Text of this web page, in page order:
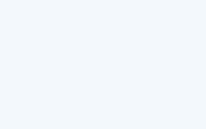
定の区分によって、介護保険
の上限（支給限度基準額）や
ります。詳しくはお住まいの
支援センターにお問い合わせ